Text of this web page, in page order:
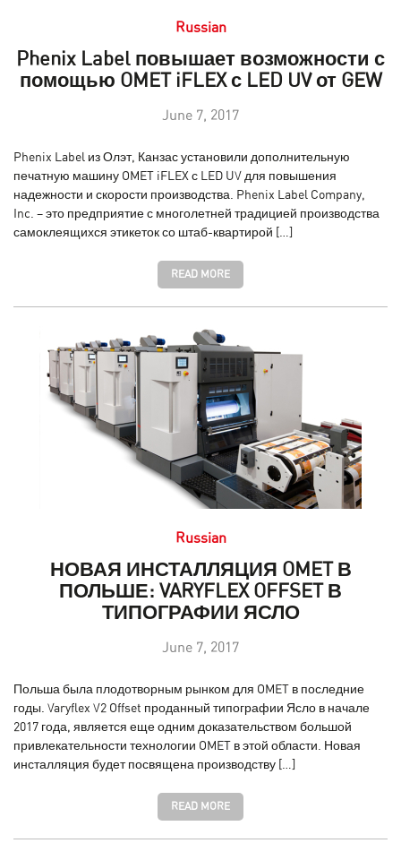
Russian
Phenix Label повышает возможности с
помощью OMET iFLEX с LED UV от GEW
June 7, 2017
Phenix Label из Олэт, Канзас установили дополнительную
печатную машину OMET iFLEX с LED UV для повышения
надежности и скорости производства. Phenix Label Company,
Inc. – это предприятие с многолетней традицией производства
самоклеящихся этикеток со штаб-квартирой […]
READ MORE
Russian
НОВАЯ ИНСТАЛЛЯЦИЯ OMET В
ПОЛЬШЕ: VARYFLEX OFFSET В
ТИПОГРАФИИ ЯСЛО
June 7, 2017
Польша была плодотворным рынком для OMET в последние
годы. Varyflex V2 Offset проданный типографии Ясло в начале
2017 года, является еще одним доказательством большой
привлекательности технологии OMET в этой области. Новая
инсталляция будет посвящена производству […]
READ MORE